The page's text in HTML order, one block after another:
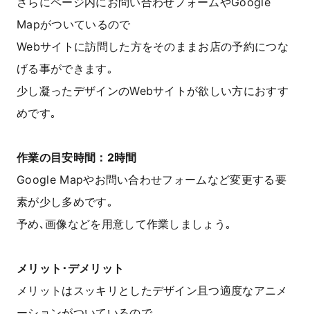
Mapがついているので
Webサイトに訪問した方をそのままお店の予約につな
げる事ができます｡
少し凝ったデザインのWebサイトが欲しい方におすす
めです｡
作業の目安時間：2時間
Google Mapやお問い合わせフォームなど変更する要
素が少し多めです｡
予め､画像などを用意して作業しましょう｡
メリット･デメリット
メリットはスッキリとしたデザイン且つ適度なアニメ